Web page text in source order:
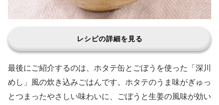
レシピの詳細を見る
最後にご紹介するのは、ホタテ缶とごぼうを使った「深川
めし」風の炊き込みごはんです。ホタテのうま味がぎゅっ
とつまったやさしい味わいに、ごぼうと生姜の風味が効い